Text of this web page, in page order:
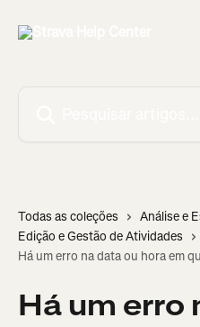
Todas as coleções
Análise e
Edição e Gestão de Atividades
Há um erro na data ou hora em
Há um erro